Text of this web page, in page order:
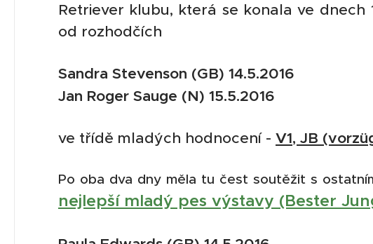
Retriever klubu, která se konala ve dnech
od rozhodčích
Sandra Stevenson (GB) 14.5.2016
Jan Roger Sauge (N) 15.5.2016
ve třídě mladých hodnocení - V1, JB
Po oba dva dny měla tu čest soutěžit s
nejlepší mladý pes výstavy (Bester